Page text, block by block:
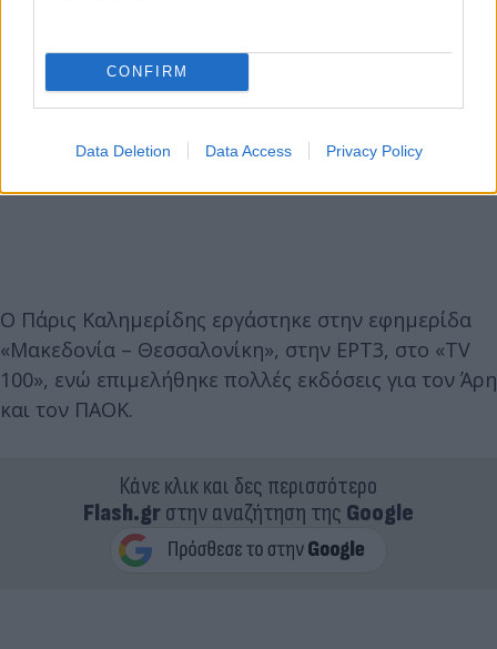
CONFIRM
Data Deletion Data Access Privacy Policy
Ο Πάρις Καλημερίδης εργάστηκε στην εφημερίδα
«Μακεδονία – Θεσσαλονίκη», στην ΕΡΤ3, στο «TV
100», ενώ επιμελήθηκε πολλές εκδόσεις για τον Άρη
και τον ΠΑΟΚ.
Κάνε κλικ και δες περισσότερο
Flash.grστην αναζήτηση της Google